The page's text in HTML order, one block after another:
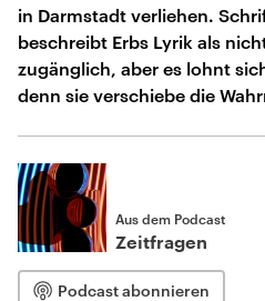
in Darmstadt verliehen.
beschreibt Erbs Lyrik als
zugänglich, aber es lohnt
denn sie verschiebe die
Aus dem Podcast
Zeitfragen
Podcast abonnieren